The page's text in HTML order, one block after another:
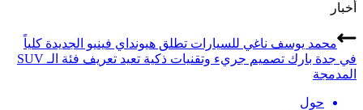
أخبار
محمد يوسف ناغي للسيارات تطلق هيونداي فينيو الجديدة كلياً
في جدة بارك تصميم جريء وتقنيات ذكية تعيد تعريف فئة الـ SUV
المدمجة
حول